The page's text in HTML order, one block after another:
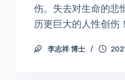
伤。失去对生命的悲
历更巨大的人性创伤！
李志祥 博士